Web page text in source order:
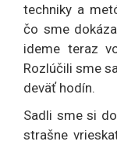
techniky a
čo sme
ideme teraz
Rozlúčili sme
deväť hodín.
Sadli sme si
strašne